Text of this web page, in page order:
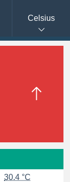
Celsius
30.4 °C